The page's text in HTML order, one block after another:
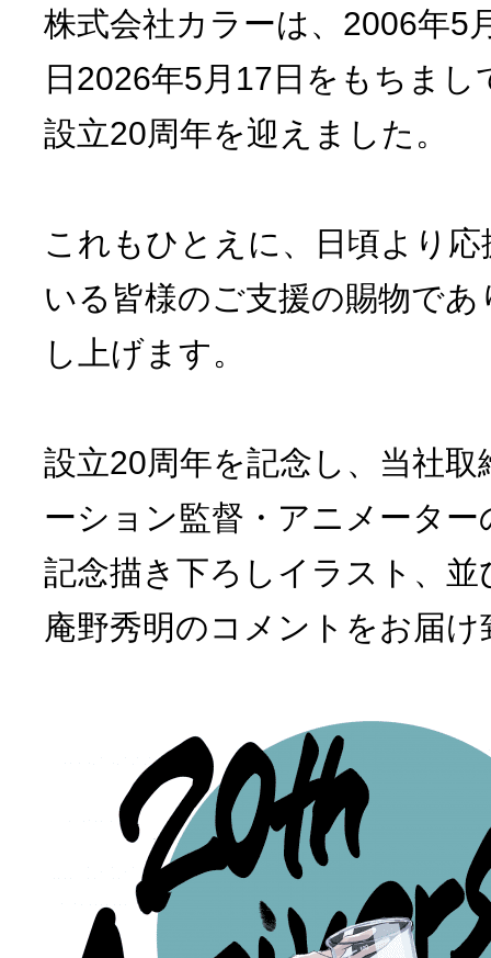
株式会社カラーは、2006年5
日2026年5月17日をもちまし
設立20周年を迎えました。
これもひとえに、日頃より
いる皆様のご支援の賜物で
し上げます。
設立20周年を記念し、当社
ーション監督・アニメータ
記念描き下ろしイラスト、並
庵野秀明のコメントをお届